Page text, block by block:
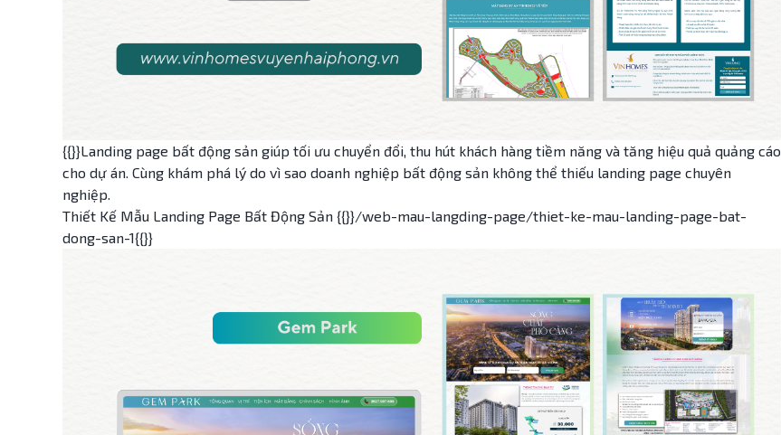
{{}}Landing page bất động sản giúp tối ưu chuyển đổi, thu hút khách hàng tiềm năng và tăng hiệu quả quảng cáo
cho dự án. Cùng khám phá lý do vì sao doanh nghiệp bất động sản không thể thiếu landing page chuyên
nghiệp.
Thiết Kế Mẫu Landing Page Bất Động Sản {{}}/web-mau-langding-page/thiet-ke-mau-landing-page-bat-
dong-san-1{{}}